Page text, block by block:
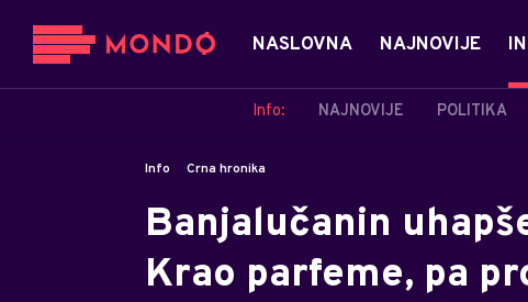
NASLOVNA NAJNOVIJE
Info: NAJNOVIJE POLITIKA
Info Crna hronika
Banjalučanin
Krao parfeme, pa